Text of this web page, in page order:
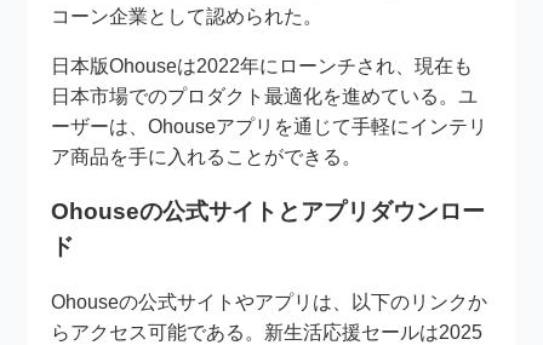
コーン企業として認められた。
日本版Ohouseは2022年にローンチされ、現在も
日本市場でのプロダクト最適化を進めている。ユ
ーザーは、Ohouseアプリを通じて手軽にインテリ
ア商品を手に入れることができる。
Ohouseの公式サイトとアプリダウンロー
ド
Ohouseの公式サイトやアプリは、以下のリンクか
らアクセス可能である。新生活応援セールは2025